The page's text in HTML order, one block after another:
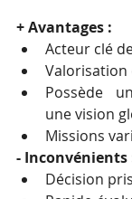
+ Avantages :
Acteur clé
Valorisation
Possède
Missions
- Inconvénients
Décision